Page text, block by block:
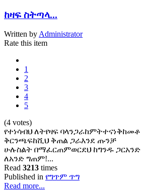
ከዛፍ ስትጣላ...
Written byAdministrator
Rate this item
1
2
3
4
5
(4 votes)
የተነሳብህ ለትየዛፍ ባላንጋራከምትተናነቅከመቶ
ቅርንጫፍከሺህ ቅጠል ጋራእንደ ጡንቻ
ሁሉስልት በማፈርጠምወርደህ ከግንዱ ጋርአንድ
ለአንድ ግጠም!...
Read 3213 times
Published in የግጥም ጥግ
Read more...